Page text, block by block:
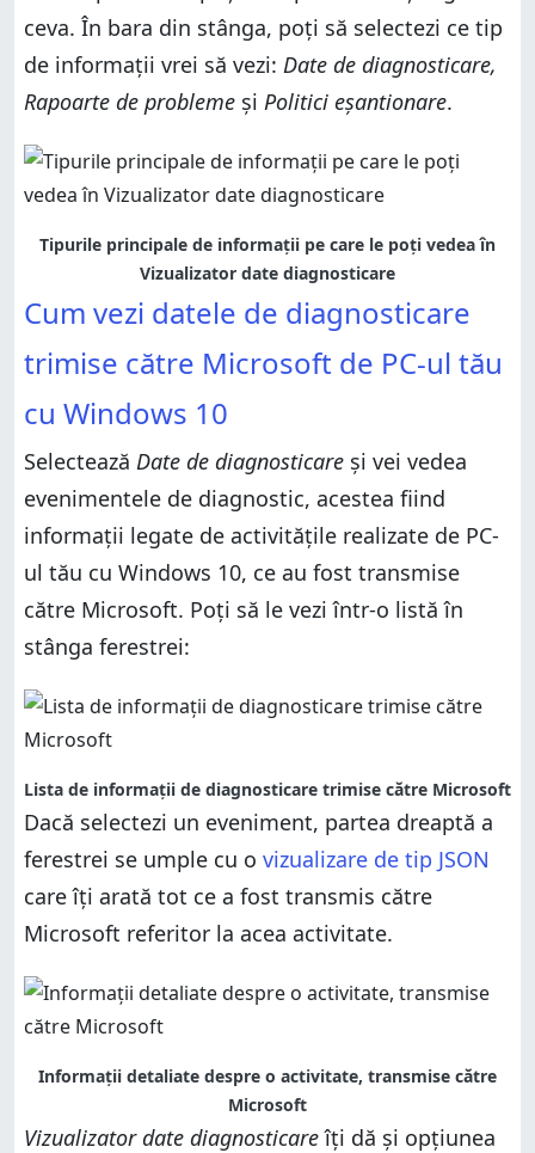
ceva. În bara din stânga, poți să selectezi ce tip
de informații vrei să vezi: Date de diagnosticare,
Rapoarte de probleme și Politici eșantionare.
Tipurile principale de informații pe care le poți vedea în
Vizualizator date diagnosticare
Cum vezi datele de diagnosticare
trimise către Microsoft de PC-ul tău
cu Windows 10
Selectează Date de diagnosticare și vei vedea
evenimentele de diagnostic, acestea fiind
informații legate de activitățile realizate de PC-
ul tău cu Windows 10, ce au fost transmise
către Microsoft. Poți să le vezi într-o listă în
stânga ferestrei:
Lista de informații de diagnosticare trimise către Microsoft
Dacă selectezi un eveniment, partea dreaptă a
ferestrei se umple cu o vizualizare de tip JSON
care îți arată tot ce a fost transmis către
Microsoft referitor la acea activitate.
Informații detaliate despre o activitate, transmise către
Microsoft
Vizualizator date diagnosticareîți dă și opțiunea